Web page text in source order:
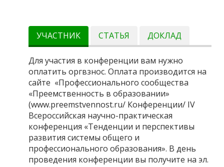
УЧАСТНИК СТАТЬЯ ДОКЛАД
Для участия в конференции вам нужно
оплатить оргвзнос. Оплата производится на
сайте «Профессионального сообщества
«Преемственность в образовании»
(www.preemstvennost.ru/ Конференции/ IV
Всероссийская научно-практическая
конференция «Тенденции и перспективы
развития системы общего и
профессионального образования». В день
проведения конференции вы получите на эл.